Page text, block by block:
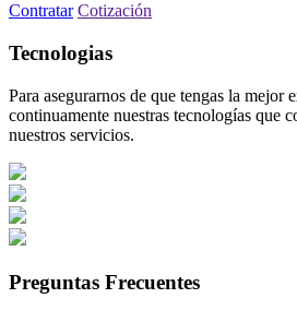
Contratar Cotización
Tecnologias
Para asegurarnos de que tengas la mejor
continuamente nuestras tecnologías que
nuestros servicios.
Preguntas Frecuentes